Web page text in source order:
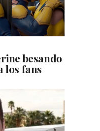
besando
los fans